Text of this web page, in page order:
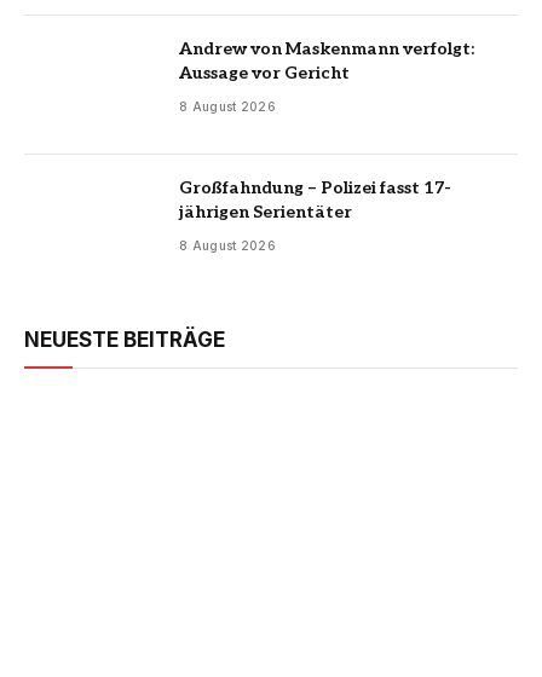
Andrew von Maskenmann verfolgt:
Aussage vor Gericht
8 August 2026
Großfahndung – Polizei fasst 17-
jährigen Serientäter
8 August 2026
NEUESTE BEITRÄGE